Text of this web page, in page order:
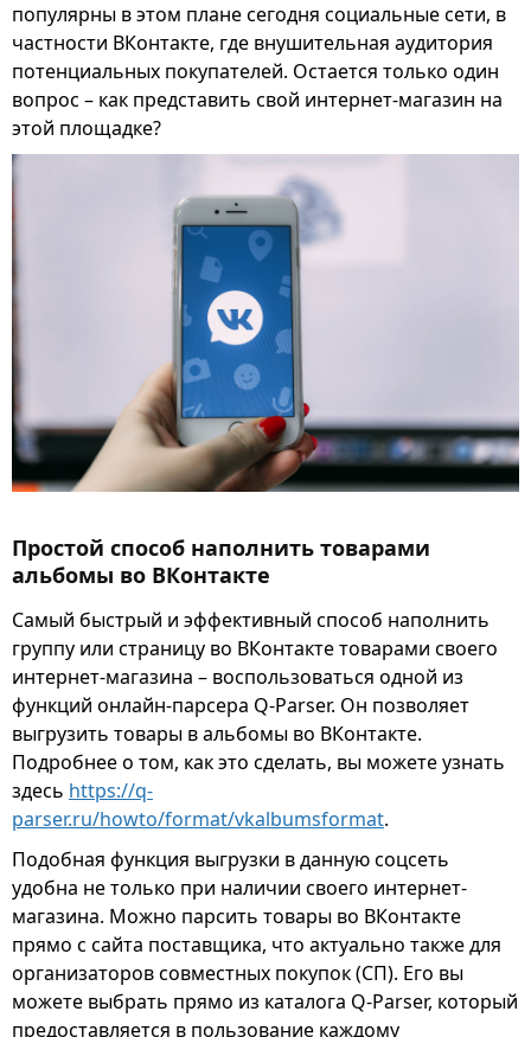
популярны в этом плане сегодня социальные сети, в
частности ВКонтакте, где внушительная аудитория
потенциальных покупателей. Остается только один
вопрос – как представить свой интернет-магазин на
этой площадке?
Простой способ наполнить товарами
альбомы во ВКонтакте
Самый быстрый и эффективный способ наполнить
группу или страницу во ВКонтакте товарами своего
интернет-магазина – воспользоваться одной из
функций онлайн-парсера Q-Parser. Он позволяет
выгрузить товары в альбомы во ВКонтакте.
Подробнее о том, как это сделать, вы можете узнать
здесь https://q-
parser.ru/howto/format/vkalbumsformat.
Подобная функция выгрузки в данную соцсеть
удобна не только при наличии своего интернет-
магазина. Можно парсить товары во ВКонтакте
прямо с сайта поставщика, что актуально также для
организаторов совместных покупок (СП). Его вы
можете выбрать прямо из каталога Q-Parser, который
предоставляется в пользование каждому